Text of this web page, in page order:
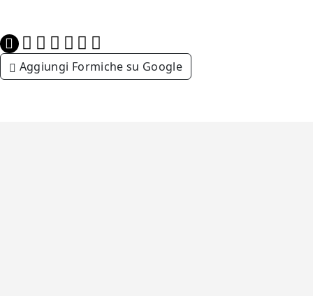
Aggiungi Formiche su Google